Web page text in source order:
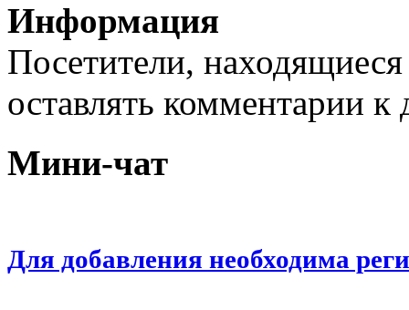
Информация
Посетители,
оставлять комментарии
Мини-чат
Для добавления необходима